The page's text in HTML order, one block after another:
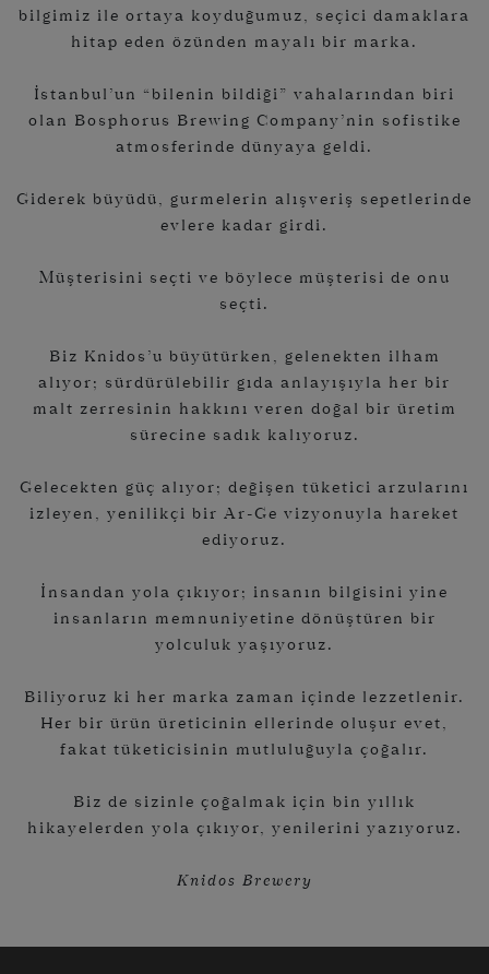
bilgimiz ile ortaya koyduğumuz, seçici damaklara
hitap eden özünden mayalı bir marka.
İstanbul’un “bilenin bildiği” vahalarından biri
olan Bosphorus Brewing Company’nin sofistike
atmosferinde dünyaya geldi.
Giderek büyüdü, gurmelerin alışveriş sepetlerinde
evlere kadar girdi.
Müşterisini seçti ve böylece müşterisi de onu
seçti.
Biz Knidos’u büyütürken, gelenekten ilham
alıyor; sürdürülebilir gıda anlayışıyla her bir
malt zerresinin hakkını veren doğal bir üretim
sürecine sadık kalıyoruz.
Gelecekten güç alıyor; değişen tüketici arzularını
izleyen, yenilikçi bir Ar-Ge vizyonuyla hareket
ediyoruz.
İnsandan yola çıkıyor; insanın bilgisini yine
insanların memnuniyetine dönüştüren bir
yolculuk yaşıyoruz.
Biliyoruz ki her marka zaman içinde lezzetlenir.
Her bir ürün üreticinin ellerinde oluşur evet,
fakat tüketicisinin mutluluğuyla çoğalır.
Biz de sizinle çoğalmak için bin yıllık
hikayelerden yola çıkıyor, yenilerini yazıyoruz.
Knidos Brewery